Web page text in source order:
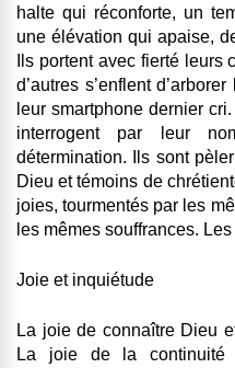
halte qui réconforte, un
une élévation qui apaise,
Ils portent avec fierté
d’autres s’enflent
leur smartphone dernier
interrogent par leur
détermination. Ils sont
Dieu et témoins de
joies, tourmentés par les
les mêmes souffrances.
Joie et inquiétude
La joie de connaître Dieu
La joie de la continuité